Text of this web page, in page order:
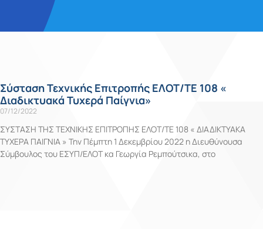
Σύσταση Τεχνικής Επιτροπής ΕΛΟΤ/ΤΕ 108 «
Διαδικτυακά Τυχερά Παίγνια»
07/12/2022
ΣΥΣΤΑΣΗ ΤΗΣ ΤΕΧΝΙΚΗΣ ΕΠΙΤΡΟΠΗΣ ΕΛΟΤ/ΤΕ 108 « ΔΙΑΔΙΚΤΥΑΚΑ
ΤΥΧΕΡΑ ΠΑΙΓΝΙΑ » Την Πέμπτη 1 Δεκεμβρίου 2022 η Διευθύνουσα
Σύμβουλος του ΕΣΥΠ/ΕΛΟΤ κα Γεωργία Ρεμπούτσικα, στο